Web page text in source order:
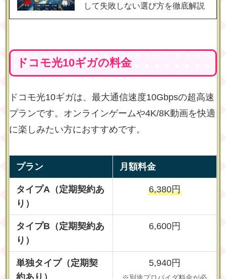
して失敗しない選び方を徹底解説
ドコモ光10ギガの料金
ドコモ光10ギガは、最大通信速度10Gbpsの超高速
プランです。オンラインゲームや4K/8K動画を快適
に楽しみたい方におすすめです。
プラン 月額料金
タイプA（定期契約あ
り）
6,380円
タイプB（定期契約あ
り）
6,600円
単独タイプ（定期契
5,940円